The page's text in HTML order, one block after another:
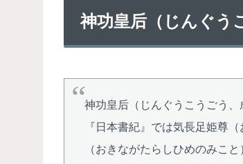
神功皇后（じんぐう
神功皇后（じんぐうこうごう
『日本書紀』では気長足姫尊
（おきながたらしひめのみこ